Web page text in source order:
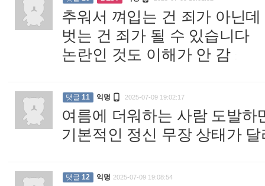
추워서 껴입는 건 죄가 아닌데
벗는 건 죄가 될 수 있습니다
논란인 것도 이해가 안 감
댓글 11 익명  2025-07-09 19:02:17
여름에 더워하는 사람 도발하
기본적인 정신 무장 상태가
댓글 12 익명 2025-07-09 19:08:54